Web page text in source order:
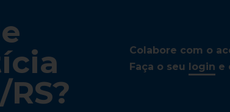
Colabore com o
Faça o seu login e